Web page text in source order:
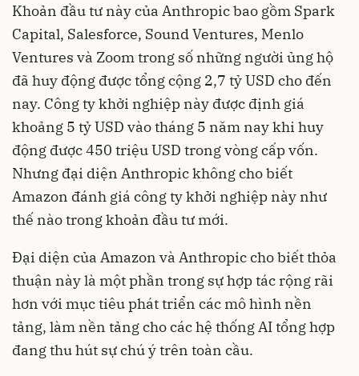
Khoản đầu tư này của Anthropic bao gồm Spark
Capital, Salesforce, Sound Ventures, Menlo
Ventures và Zoom trong số những người ủng hộ
đã huy động được tổng cộng 2,7 tỷ USD cho đến
nay. Công ty khởi nghiệp này được định giá
khoảng 5 tỷ USD vào tháng 5 năm nay khi huy
động được 450 triệu USD trong vòng cấp vốn.
Nhưng đại diện Anthropic không cho biết
Amazon đánh giá công ty khởi nghiệp này như
thế nào trong khoản đầu tư mới.
Đại diện của Amazon và Anthropic cho biết thỏa
thuận này là một phần trong sự hợp tác rộng rãi
hơn với mục tiêu phát triển các mô hình nền
tảng, làm nền tảng cho các hệ thống AI tổng hợp
đang thu hút sự chú ý trên toàn cầu.